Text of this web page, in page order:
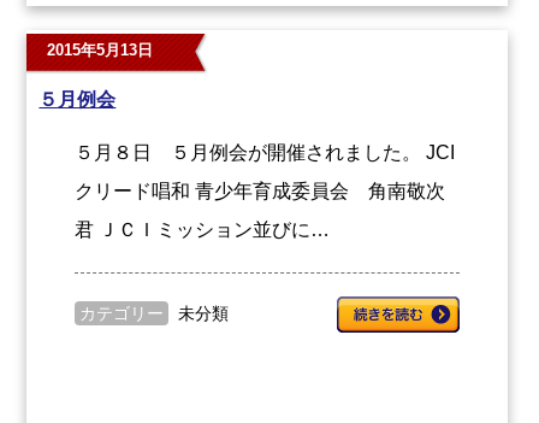
2015年5月13日
５月例会
５月８日 ５月例会が開催されました。 JCI
クリード唱和 青少年育成委員会 角南敬次
君 ＪＣＩミッション並びに…
カテゴリー 未分類